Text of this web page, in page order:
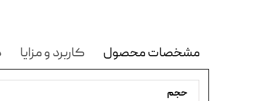
مشخصات محصول کاربرد و مزایا
حجم